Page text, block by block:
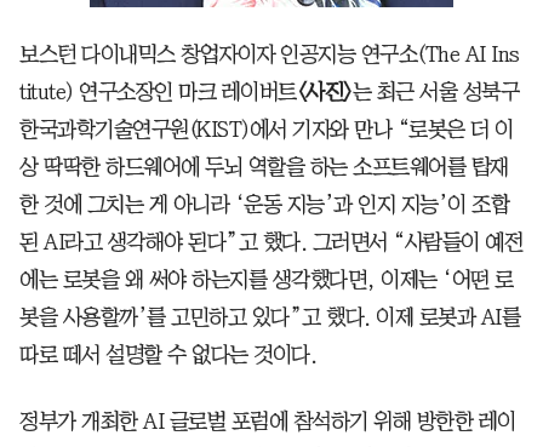
보스턴 다이내믹스 창업자이자 인공지능 연구소(The AI Ins
titute) 연구소장인 마크 레이버트<사진>는 최근 서울 성북구
한국과학기술연구원(KIST)에서 기자와 만나 “로봇은 더 이
상 딱딱한 하드웨어에 두뇌 역할을 하는 소프트웨어를 탑재
한 것에 그치는 게 아니라 ‘운동 지능’과 인지 지능’이 조합
된 AI라고 생각해야 된다”고 했다. 그러면서 “사람들이 예전
에는 로봇을 왜 써야 하는지를 생각했다면, 이제는 ‘어떤 로
봇을 사용할까’를 고민하고 있다”고 했다. 이제 로봇과 AI를
따로 떼서 설명할 수 없다는 것이다.
정부가 개최한 AI 글로벌 포럼에 참석하기 위해 방한한 레이